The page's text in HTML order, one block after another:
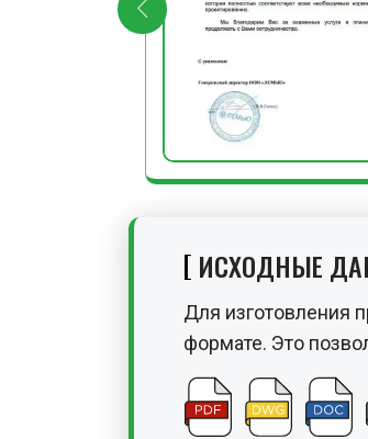
ИСХОДНЫЕ
Для изготовления
формате. Это